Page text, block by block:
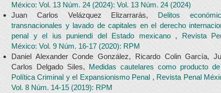
México: Vol. 13 Núm. 24 (2024): Vol. 13 Núm. 24 (2024)
Juan Carlos Velázquez Elizarrarás, Delitos
transnacionales y lavado de capitales en el derecho
penal y el ius puniendi del Estado mexicano , Revista
México: Vol. 9 Núm. 16-17 (2020): RPM
Daniel Alexander Conde González, Ricardo Colin García,
Carlos Delgado Siles, Medidas cautelares como producto
Política Criminal y el Expansionismo Penal , Revista Penal
Vol. 8 Núm. 14-15 (2019): RPM